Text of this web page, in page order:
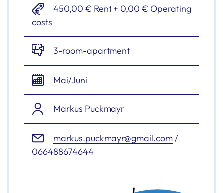
450,00 € Rent + 0,00 € Operating
costs
3-room-apartment
Mai/Juni
Markus Puckmayr
markus.puckmayr@gmail.com/
066488674644